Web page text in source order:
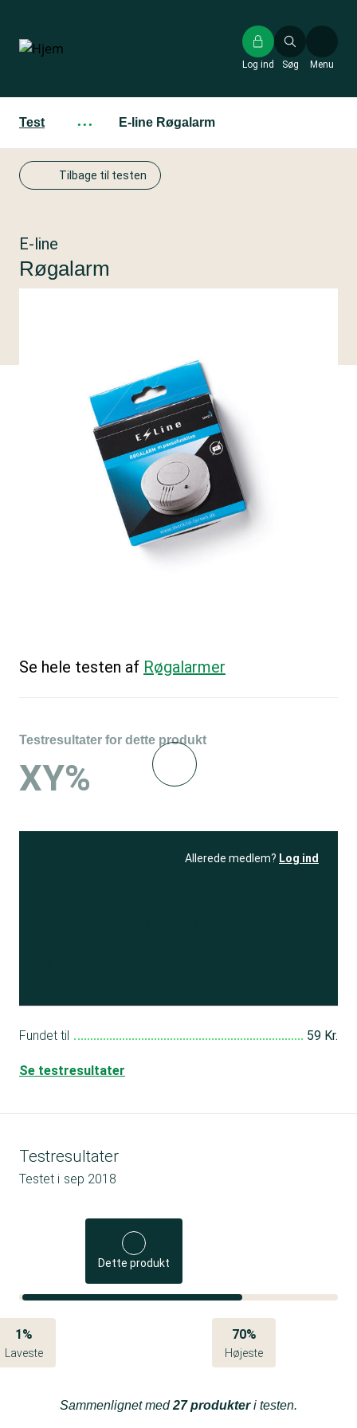
hovedindhold
Søg
Log ind Menu
Test ··· E-line Røgalarm
Tilbage til testen
E-line
Røgalarm
Se hele testen af Røgalarmer
Testresultater for dette produkt
XY%
Allerede medlem? Log ind
Fundet til 59 Kr.
Se testresultater
Testresultater
Testet i sep 2018
Dette produkt
1%
Laveste
70%
Højeste
Sammenlignet med27 produkteri testen.